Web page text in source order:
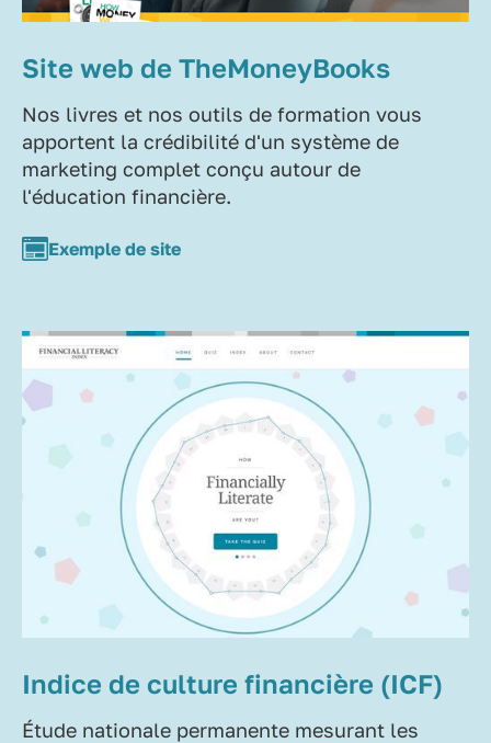
Site web de TheMoneyBooks
Nos livres et nos outils de formation vous
apportent la crédibilité d'un système de
marketing complet conçu autour de
l'éducation financière.
Exemple de site
Indice de culture financière (ICF)
Étude nationale permanente mesurant les